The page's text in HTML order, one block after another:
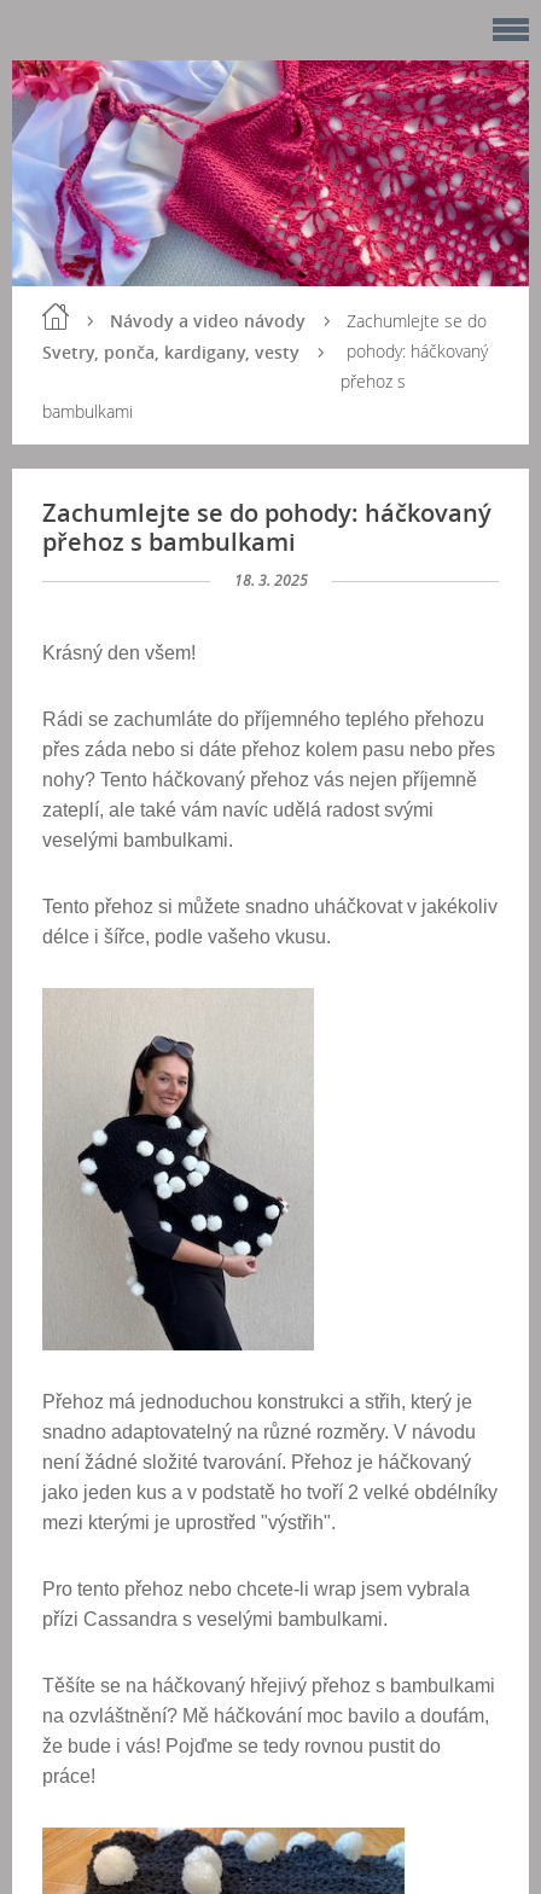
Návody a video návody
Svetry, ponča, kardigany, vesty
Zachumlejte se do
pohody: háčkovaný
přehoz s
bambulkami
Zachumlejte se do pohody: háčkovaný
přehoz s bambulkami
18. 3. 2025
Krásný den všem!
Rádi se zachumláte do příjemného teplého přehozu
přes záda nebo si dáte přehoz kolem pasu nebo přes
nohy? Tento háčkovaný přehoz vás nejen příjemně
zateplí, ale také vám navíc udělá radost svými
veselými bambulkami.
Tento přehoz si můžete snadno uháčkovat v jakékoliv
délce i šířce, podle vašeho vkusu.
Přehoz má jednoduchou konstrukci a střih, který je
snadno adaptovatelný na různé rozměry. V návodu
není žádné složité tvarování. Přehoz je háčkovaný
jako jeden kus a v podstatě ho tvoří 2 velké obdélníky
mezi kterými je uprostřed "výstřih".
Pro tento přehoz nebo chcete-li wrap jsem vybrala
přízi Cassandra s veselými bambulkami.
Těšíte se na háčkovaný hřejivý přehoz s bambulkami
na ozvláštnění? Mě háčkování moc bavilo a doufám,
že bude i vás! Pojďme se tedy rovnou pustit do
práce!